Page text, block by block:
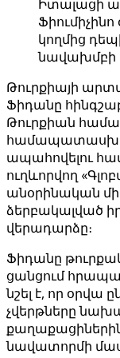
Իտալացի
կողմից
նավախմբի
Թուրքիայի
Ֆիդանը
Թուրքիան
ապահովելու
ուղևորվող
անօրինական
ձերբակալված
վերադարձը։
Ֆիդանը
ցանցում
նշել է, որ
չվերթները
քաղաքացիներին
նավատորմի